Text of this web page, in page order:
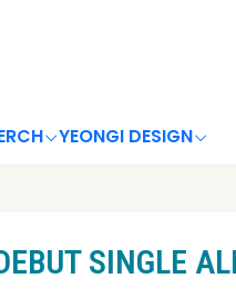
YEONGI DESIGN
SINGLE